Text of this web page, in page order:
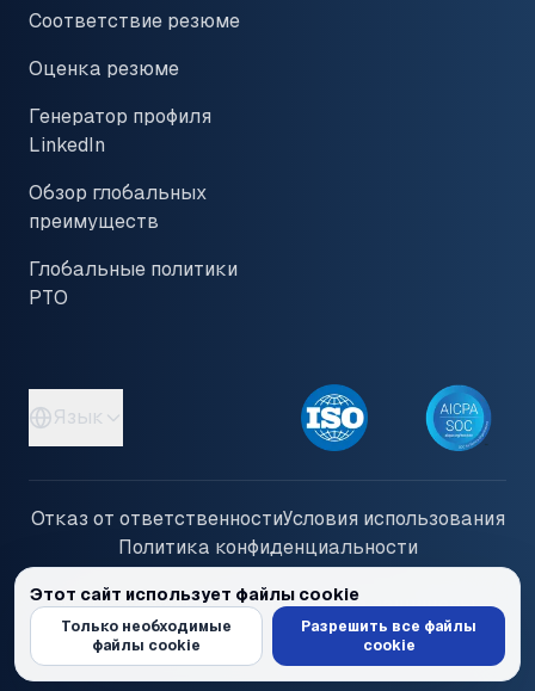
Этот сайт использует файлы cookie
Мы используем файлы cookie для персонализации контента и
Только необходимые
файлы cookie
Разрешить все файлы
cookie
Соответствие резюме
Оценка резюме
Генератор профиля
LinkedIn
Обзор глобальных
преимуществ
Глобальные политики
PTO
Язык
Отказ от ответственностиУсловия использования
Политика конфиденциальности
© 2026 PayInOne LLC. Все права защищены